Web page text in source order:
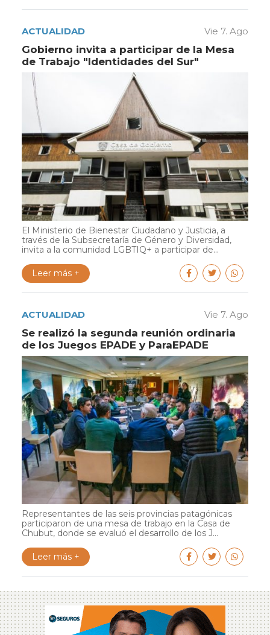
ACTUALIDAD Vie 7. Ago
Gobierno invita a participar de la Mesa
de Trabajo "Identidades del Sur"
El Ministerio de Bienestar Ciudadano y Justicia, a
través de la Subsecretaría de Género y Diversidad,
invita a la comunidad LGBTIQ+ a participar de...
Leer más +
ACTUALIDAD Vie 7. Ago
Se realizó la segunda reunión ordinaria
de los Juegos EPADE y ParaEPADE
Representantes de las seis provincias patagónicas
participaron de una mesa de trabajo en la Casa de
Chubut, donde se evaluó el desarrollo de los J...
Leer más +